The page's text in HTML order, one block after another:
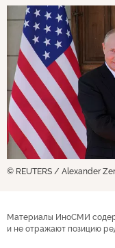
© REUTERS / Alexander
Материалы ИноСМИ
и не отражают позицию